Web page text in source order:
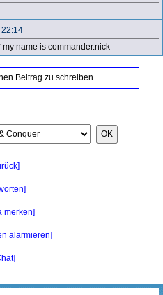
OK
merken]
alarmieren]
22:14
name is commander.nick
Beitrag zu schreiben.